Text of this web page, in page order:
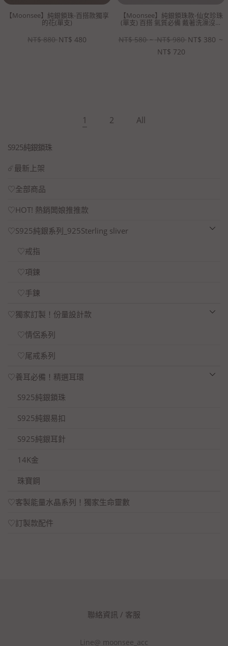
【Moonsee】純銀鎖珠-百搭款獨享
的花(單支)
NT$ 880 NT$ 480
【Moonsee】純銀鎖珠款-仙女珍珠
(單支) 百搭 氣質必備 戴著洗澡沒問
NT$ 580 ~ NT$ 980 NT$ 380 ~
NT$ 720
1 2 All
S925純銀鎖珠
☄️最新上架
♡全部商品
♡HOT! 熱銷闆娘推推款
♡S925純銀系列_925Sterling sliver
♡戒指
♡項鍊
♡手鍊
♡獨家訂製！份量設計款
♡情侶系列
♡尾戒系列
♡養耳必備！精選耳環
S925純銀鎖珠
S925純銀易扣
S925純銀耳針
14K金
珠寶鋼
♡客製能量水晶系列！獨家生命靈數
♡訂製款配件
聯絡資訊 / 客服
Line@ moonsee_acc